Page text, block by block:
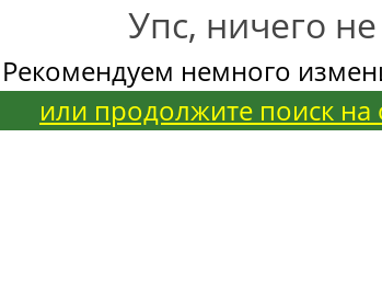
Упс, ничего
Рекомендуем немного
или продолжите поиск на